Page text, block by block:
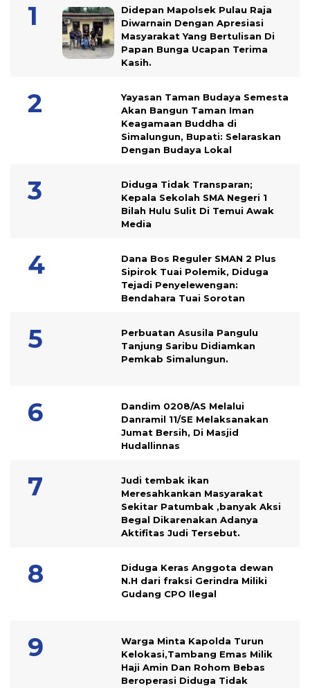
Didepan Mapolsek Pulau Raja
Diwarnain Dengan Apresiasi
Masyarakat Yang Bertulisan Di
Papan Bunga Ucapan Terima
Kasih.
Yayasan Taman Budaya Semesta
Akan Bangun Taman Iman
Keagamaan Buddha di
Simalungun, Bupati: Selaraskan
Dengan Budaya Lokal
Diduga Tidak Transparan;
Kepala Sekolah SMA Negeri 1
Bilah Hulu Sulit Di Temui Awak
Media
Dana Bos Reguler SMAN 2 Plus
Sipirok Tuai Polemik, Diduga
Tejadi Penyelewengan:
Bendahara Tuai Sorotan
Perbuatan Asusila Pangulu
Tanjung Saribu Didiamkan
Pemkab Simalungun.
Dandim 0208/AS Melalui
Danramil 11/SE Melaksanakan
Jumat Bersih, Di Masjid
Hudallinnas
Judi tembak ikan
Meresahkankan Masyarakat
Sekitar Patumbak ,banyak Aksi
Begal Dikarenakan Adanya
Aktifitas Judi Tersebut.
Diduga Keras Anggota dewan
N.H dari fraksi Gerindra Miliki
Gudang CPO Ilegal
Warga Minta Kapolda Turun
Kelokasi,Tambang Emas Milik
Haji Amin Dan Rohom Bebas
Beroperasi Diduga Tidak